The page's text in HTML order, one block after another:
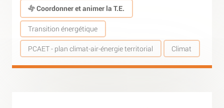
Coordonner et animer la T.E.
Transition énergétique
PCAET - plan climat-air-énergie territorial Climat